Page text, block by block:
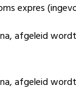
expres
afgeleid
afgeleid